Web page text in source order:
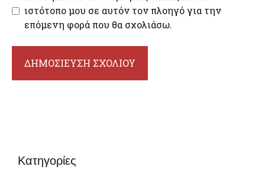
ιστότοπο μου σε αυτόν τον πλοηγό για την
επόμενη φορά που θα σχολιάσω.
Κατηγορίες